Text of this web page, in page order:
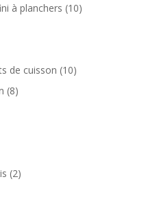
à planchers (10)
de cuisson (10)
(8)
(2)